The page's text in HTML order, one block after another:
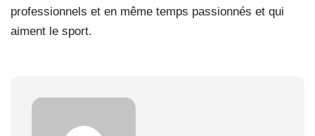
professionnels et en même temps passionnés et qui
aiment le sport.